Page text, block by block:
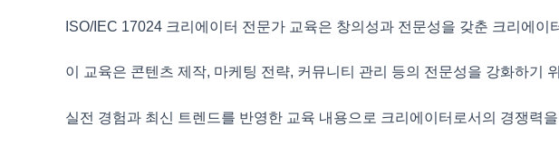
ISO/IEC 17024 크리에이터 전문가 교육은 창의성과 전문성을 갖춘 크리에이
이 교육은 콘텐츠 제작, 마케팅 전략, 커뮤니티 관리 등의 전문성을 강화하기
실전 경험과 최신 트렌드를 반영한 교육 내용으로 크리에이터로서의 경쟁력